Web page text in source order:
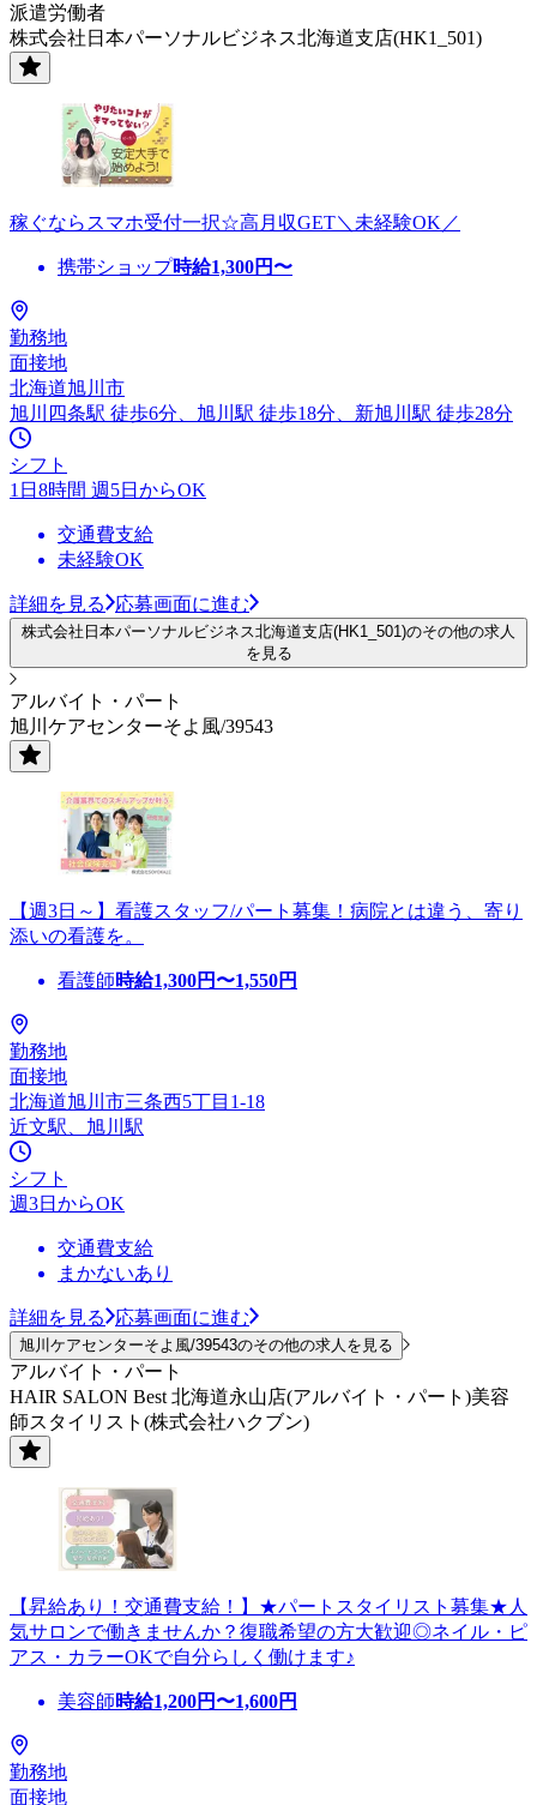
派遣労働者
株式会社日本パーソナルビジネス北海道支店(HK1_501)
稼ぐならスマホ受付一択☆高月収GET＼未経験OK／
携帯ショップ時給1,300円〜
勤務地
面接地
北海道旭川市
旭川四条駅 徒歩6分、旭川駅 徒歩18分、新旭川駅 徒歩28分
シフト
1日8時間 週5日からOK
交通費支給
未経験OK
詳細を見る 応募画面に進む
株式会社日本パーソナルビジネス北海道支店(HK1_501)のその他の求人
を見る
アルバイト・パート
旭川ケアセンターそよ風/39543
【週3日～】看護スタッフ/パート募集！病院とは違う、寄り
添いの看護を。
看護師時給1,300円〜1,550円
勤務地
面接地
北海道旭川市三条西5丁目1-18
近文駅、旭川駅
シフト
週3日からOK
交通費支給
まかないあり
詳細を見る 応募画面に進む
旭川ケアセンターそよ風/39543のその他の求人を見る
アルバイト・パート
HAIR SALON Best 北海道永山店(アルバイト・パート)美容
師スタイリスト(株式会社ハクブン)
【昇給あり！交通費支給！】★パートスタイリスト募集★人
気サロンで働きませんか？復職希望の方大歓迎◎ネイル・ピ
アス・カラーOKで自分らしく働けます♪
美容師時給1,200円〜1,600円
勤務地
面接地